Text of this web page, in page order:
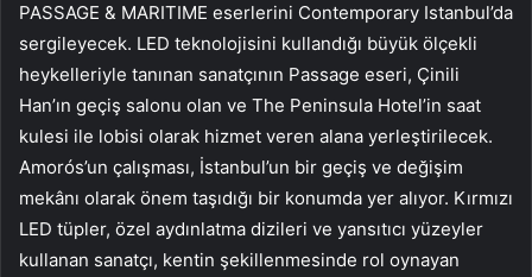
PASSAGE & MARITIME eserlerini Contemporary Istanbul’da
sergileyecek. LED teknolojisini kullandığı büyük ölçekli
heykelleriyle tanınan sanatçının Passage eseri, Çinili
Han’ın geçiş salonu olan ve The Peninsula Hotel’in saat
kulesi ile lobisi olarak hizmet veren alana yerleştirilecek.
Amorós’un çalışması, İstanbul’un bir geçiş ve değişim
mekânı olarak önem taşıdığı bir konumda yer alıyor. Kırmızı
LED tüpler, özel aydınlatma dizileri ve yansıtıcı yüzeyler
kullanan sanatçı, kentin şekillenmesinde rol oynayan